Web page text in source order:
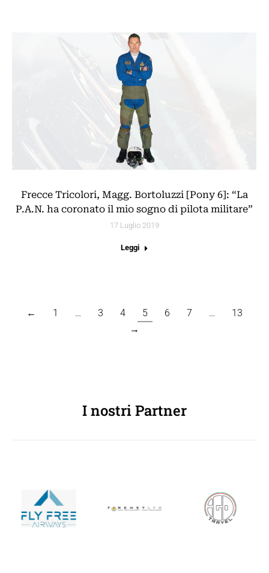
Frecce Tricolori, Magg. Bortoluzzi [Pony 6]: “La
P.A.N. ha coronato il mio sogno di pilota militare”
17 Luglio 2019
Leggi
← 1 … 3 4 5 6 7 …
13
→
I nostri Partner